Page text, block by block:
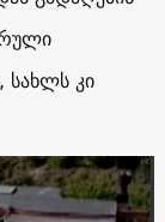
სახლს კი